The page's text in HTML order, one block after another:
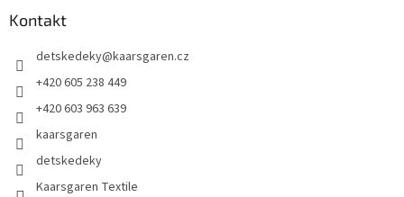
Kontakt
detskedeky@kaarsgaren.cz
+420 605 238 449
+420 603 963 639
kaarsgaren
detskedeky
Kaarsgaren Textile